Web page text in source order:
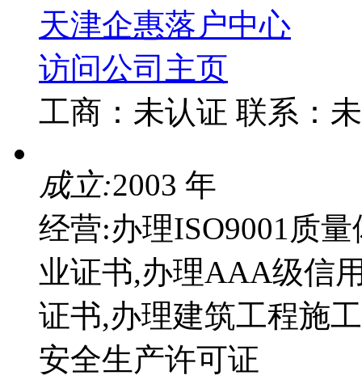
天津企惠落户中心
访问公司主页
工商： 未认证 联系：
成立:2003 年
经营:办理ISO9001质
业证书,办理AAA级信
证书,办理建筑工程施
安全生产许可证